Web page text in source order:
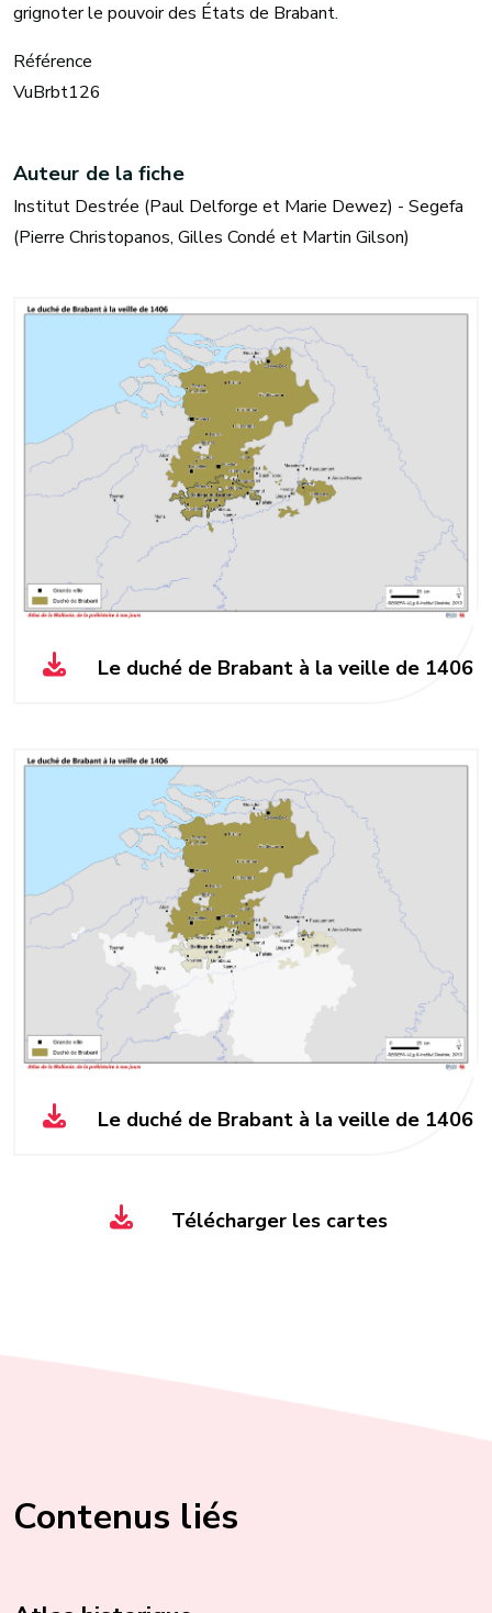
grignoter le pouvoir des États de Brabant.
Référence
VuBrbt126
Auteur de la fiche
Institut Destrée (Paul Delforge et Marie Dewez) - Segefa
(Pierre Christopanos, Gilles Condé et Martin Gilson)
Le duché de Brabant à la veille de 1406
Le duché de Brabant à la veille de 1406
Télécharger les cartes
Contenus liés